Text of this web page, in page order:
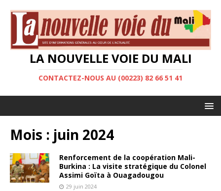
LA NOUVELLE VOIE DU MALI
CONTACTEZ-NOUS AU (00223) 82 66 51 41
Mois : juin 2024
Renforcement de la coopération Mali-
Burkina : La visite stratégique du Colonel
Assimi Goïta à Ouagadougou
29 juin 2024